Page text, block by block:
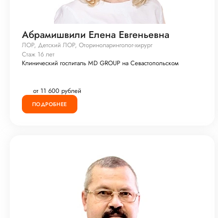
Абрамишвили Елена Евгеньевна
ЛОР, Детский ЛОР, Оториноларинголог-хирург
Стаж 16 лет
Клинический госпиталь MD GROUP на Севастопольском
от 11 600 рублей
ПОДРОБНЕЕ